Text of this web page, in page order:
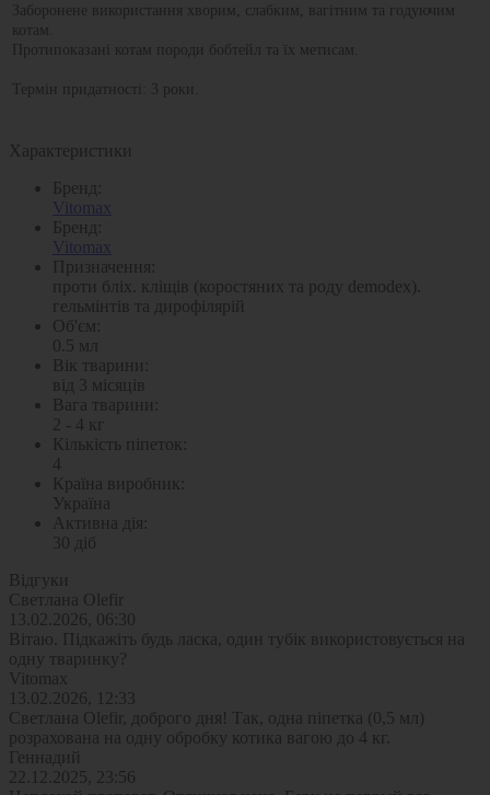
Заборонене використання хворим, слабким, вагітним та годуючим
котам.
Протипоказані котам породи бобтейл та їх метисам.
Термiн придатностi: 3 роки.
Характеристики
Бренд:
Vitomax
Бренд:
Vitomax
Призначення:
проти бліх. кліщів (коростяних та роду demodex).
гельмінтів та дирофілярій
Об'єм:
0.5 мл
Вік тварини:
від 3 місяців
Вага тварини:
2 - 4 кг
Кількість піпеток:
4
Країна виробник:
Україна
Активна дія:
30 діб
Відгуки
Светлана Olefir
13.02.2026, 06:30
Вітаю. Підкажіть будь ласка, один тубік використовується на
одну тваринку?
Vitomax
13.02.2026, 12:33
Светлана Olefir, доброго дня! Так, одна піпетка (0,5 мл)
розрахована на одну обробку котика вагою до 4 кг.
Геннадий
22.12.2025, 23:56